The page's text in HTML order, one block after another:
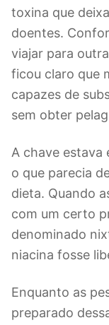
toxina que
doentes.
viajar para
ficou claro que
capazes de
sem obter
A chave estava
o que parecia
dieta. Quando
com um certo
denominado
niacina fosse
Enquanto as
preparado